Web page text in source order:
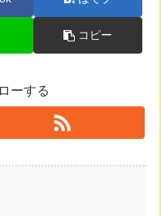
コピー
ーする